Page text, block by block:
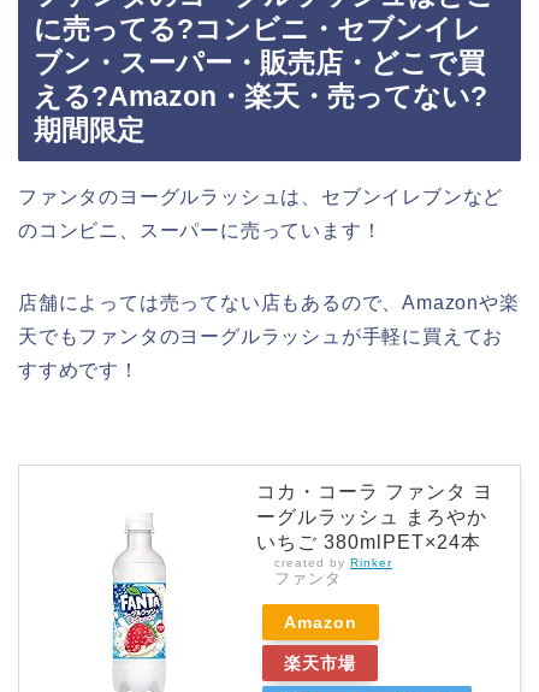
に売ってる?コンビニ・セブンイレ
ブン・スーパー・販売店・どこで買
える?Amazon・楽天・売ってない?
期間限定
ファンタのヨーグルラッシュは、セブンイレブンなど
のコンビニ、スーパーに売っています！
店舗によっては売ってない店もあるので、Amazonや楽
天でもファンタのヨーグルラッシュが手軽に買えてお
すすめです！
コカ・コーラ ファンタ ヨ
ーグルラッシュ まろやか
いちご 380mlPET×24本
created by Rinker
ファンタ
Amazon
楽天市場